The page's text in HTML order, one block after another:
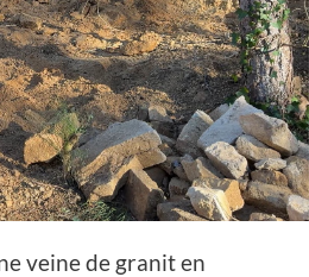
veine de granit en